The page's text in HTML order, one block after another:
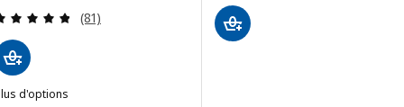
Révision: 4.8 hors de 5 étoiles. Nombre total de
(81)
d'options